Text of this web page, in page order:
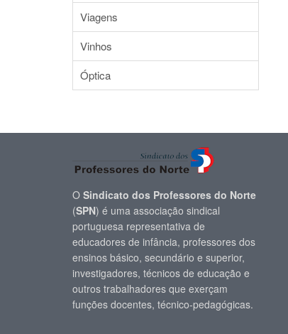
Viagens
Vinhos
Óptica
O Sindicato dos Professores do Norte
(SPN) é uma associação sindical
portuguesa representativa de
educadores de infância, professores dos
ensinos básico, secundário e superior,
investigadores, técnicos de educação e
outros trabalhadores que exerçam
funções docentes, técnico-pedagógicas.